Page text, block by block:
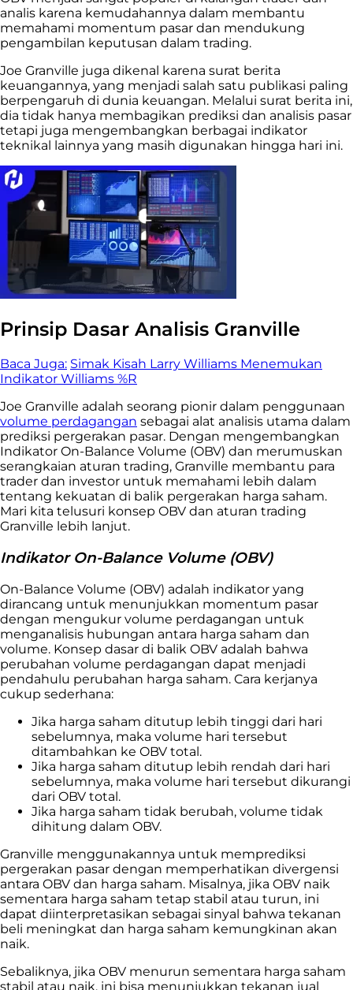
analis karena kemudahannya dalam membantu
memahami momentum pasar dan mendukung
pengambilan keputusan dalam trading.
Joe Granville juga dikenal karena surat berita
keuangannya, yang menjadi salah satu publikasi paling
berpengaruh di dunia keuangan. Melalui surat berita ini,
dia tidak hanya membagikan prediksi dan analisis pasar
tetapi juga mengembangkan berbagai indikator
teknikal lainnya yang masih digunakan hingga hari ini.
Prinsip Dasar Analisis Granville
Baca Juga: Simak Kisah Larry Williams Menemukan
Indikator Williams %R
Joe Granville adalah seorang pionir dalam penggunaan
volume perdagangan sebagai alat analisis utama dalam
prediksi pergerakan pasar. Dengan mengembangkan
Indikator On-Balance Volume (OBV) dan merumuskan
serangkaian aturan trading, Granville membantu para
trader dan investor untuk memahami lebih dalam
tentang kekuatan di balik pergerakan harga saham.
Mari kita telusuri konsep OBV dan aturan trading
Granville lebih lanjut.
Indikator On-Balance Volume (OBV)
On-Balance Volume (OBV) adalah indikator yang
dirancang untuk menunjukkan momentum pasar
dengan mengukur volume perdagangan untuk
menganalisis hubungan antara harga saham dan
volume. Konsep dasar di balik OBV adalah bahwa
perubahan volume perdagangan dapat menjadi
pendahulu perubahan harga saham. Cara kerjanya
cukup sederhana:
Jika harga saham ditutup lebih tinggi dari hari
sebelumnya, maka volume hari tersebut
ditambahkan ke OBV total.
Jika harga saham ditutup lebih rendah dari hari
sebelumnya, maka volume hari tersebut dikurangi
dari OBV total.
Jika harga saham tidak berubah, volume tidak
dihitung dalam OBV.
Granville menggunakannya untuk memprediksi
pergerakan pasar dengan memperhatikan divergensi
antara OBV dan harga saham. Misalnya, jika OBV naik
sementara harga saham tetap stabil atau turun, ini
dapat diinterpretasikan sebagai sinyal bahwa tekanan
beli meningkat dan harga saham kemungkinan akan
naik.
Sebaliknya, jika OBV menurun sementara harga saham
stabil atau naik, ini bisa menunjukkan tekanan jual